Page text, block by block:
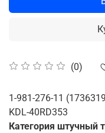
(0)
1-981-276-11
KDL-40RD353
Категория штучный